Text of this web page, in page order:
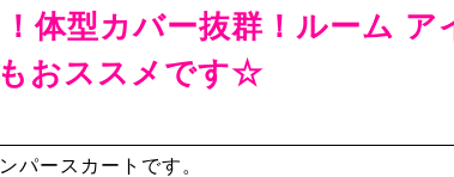
体型カバー抜群！ルーム ア
もおススメです☆
パースカートです。